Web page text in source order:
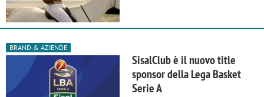
BRAND & AZIENDE
SisalClub è il nuovo title
sponsor della Lega Basket
Serie A